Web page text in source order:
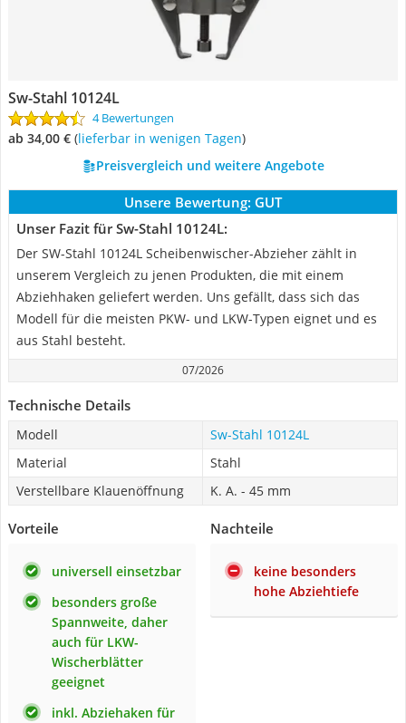
Sw-Stahl 10124L
4 Bewertungen
ab 34,00 € ( Lieferbar in wenigen Tagen)
Preisvergleich und weitere Angebote
Unsere Bewertung: GUT
Unser Fazit für Sw-Stahl 10124L:
Der SW-Stahl 10124L Scheibenwischer-Abzieher zählt in
unserem Vergleich zu jenen Produkten, die mit einem
Abziehhaken geliefert werden. Uns gefällt, dass sich das
Modell für die meisten PKW- und LKW-Typen eignet und es
aus Stahl besteht.
07/2026
Technische Details
Modell
Sw-Stahl 10124L
Material
Stahl
Verstellbare Klauenöffnung
K. A. - 45 mm
Vorteile
universell einsetzbar
besonders große
Spannweite, daher
auch für LKW-
Wischerblätter
geeignet
inkl. Abziehaken für
Nachteile
keine besonders
hohe Abziehtiefe